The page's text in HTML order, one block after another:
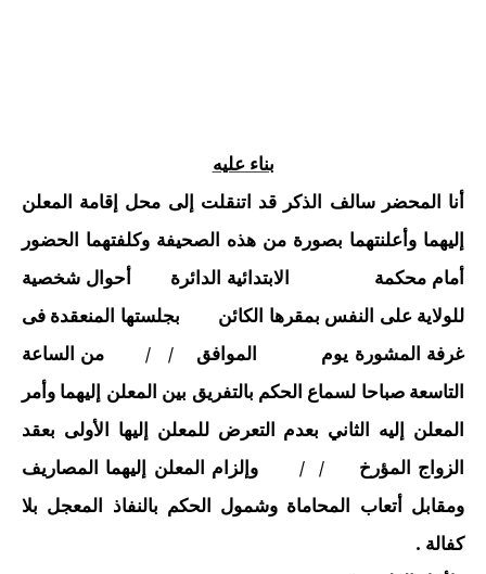
بناء عليه
أنا المحضر سالف الذكر قد اتنقلت إلى محل إقامة المعلن
إليهما وأعلنتهما بصورة من هذه الصحيفة وكلفتهما الحضور
أمام محكمة الابتدائية الدائرة أحوال شخصية
للولاية على النفس بمقرها الكائن بجلستها المنعقدة فى
غرفة المشورة يوم الموافق / / من الساعة
التاسعة صباحا لسماع الحكم بالتفريق بين المعلن إليهما وأمر
المعلن إليه الثاني بعدم التعرض للمعلن إليها الأولى بعقد
الزواج المؤرخ / / وإلزام المعلن إليهما المصاريف
ومقابل أتعاب المحاماة وشمول الحكم بالنفاذ المعجل بلا
كفالة .